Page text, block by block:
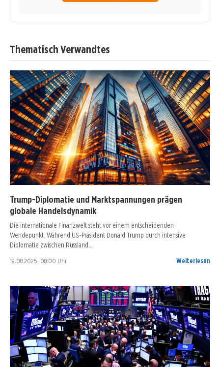
Thematisch Verwandtes
Trump-Diplomatie und Marktspannungen prägen
globale Handelsdynamik
Die internationale Finanzwelt steht vor einem entscheidenden
Wendepunkt. Während US-Präsident Donald Trump durch intensive
Diplomatie zwischen Russland…
19.08.2025, 08:00 Uhr Weiterlesen